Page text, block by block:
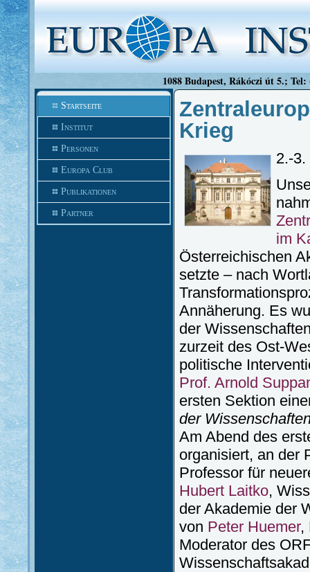
1088 Budapest, Rákóczi út 5.;
Startseite
Institut
Personen
Europa Club
Publikationen
Partner
Krieg
2.-
im
Österreichischen
setzte – nach
Annäherung. Es
der
zurzeit des Ost-
politische
Prof. Arnold
ersten Sektion
der
Am Abend des
organisiert, an der
Professor für
Hubert Laitko,
der Akademie der
von Peter Huemer,
Moderator des